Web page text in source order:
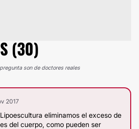
(30)
son de doctores reales
2017
eliminamos el exceso de
del cuerpo, como pueden ser